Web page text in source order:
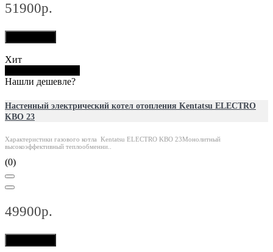
51900р.
Хит
Нашли дешевле?
Настенный электрический котел отопления Kentatsu ELECTRO
KBO 23
Характеристики газового котла Kentatsu ELECTRO KBO 23Монолитный
высокоэффективный теплообменни..
(0)
49900р.